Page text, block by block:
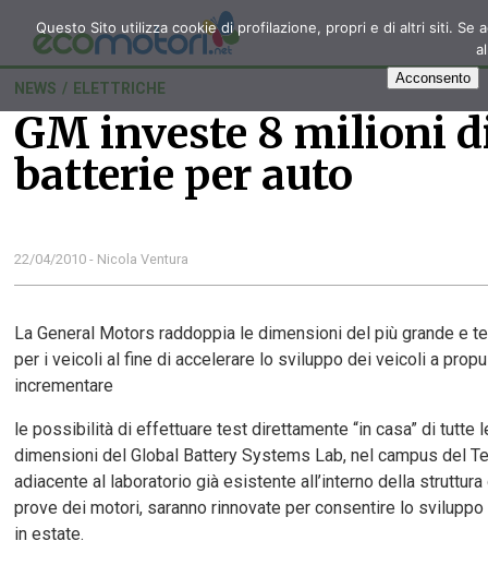
NEWS / ELETTRICHE
GM investe 8 milioni
batterie per auto
22/04/2010 - Nicola Ventura
La General Motors raddoppia le dimensioni del più grande e
per i veicoli al fine di accelerare lo sviluppo dei veicoli a
incrementare
le possibilità di effettuare test direttamente “in casa” di tutte
dimensioni del Global Battery Systems Lab, nel campus del
adiacente al laboratorio già esistente all’interno della
prove dei motori, saranno rinnovate per consentire lo
in estate.
Questo Sito utilizza cookie di profilazione, propri e di altri siti.
Acconsento